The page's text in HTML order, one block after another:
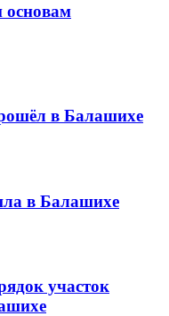
в Балашихе
в Балашихе
участок